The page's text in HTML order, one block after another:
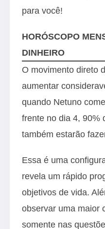
para você!
HORÓSCOPO
DINHEIRO
O movimento direto
aumentar
quando Netuno
frente no dia 4, 90%
também estarão
Essa é uma
revela um rápido
objetivos de vida.
observar uma maior
somente nas